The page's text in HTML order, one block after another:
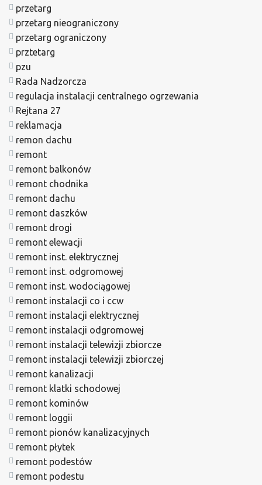
przetarg
przetarg nieograniczony
przetarg ograniczony
prztetarg
pzu
Rada Nadzorcza
regulacja instalacji centralnego ogrzewania
Rejtana 27
reklamacja
remon dachu
remont
remont balkonów
remont chodnika
remont dachu
remont daszków
remont drogi
remont elewacji
remont inst. elektrycznej
remont inst. odgromowej
remont inst. wodociągowej
remont instalacji co i ccw
remont instalacji elektrycznej
remont instalacji odgromowej
remont instalacji telewizji zbiorcze
remont instalacji telewizji zbiorczej
remont kanalizacji
remont klatki schodowej
remont kominów
remont loggii
remont pionów kanalizacyjnych
remont płytek
remont podestów
remont podestu